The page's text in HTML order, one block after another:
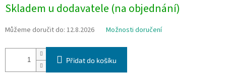
cena:
Skladem u dodavatele (na objednání)
Můžeme doručit do: 12.8.2026 Možnosti doručení
Přidat do košíku